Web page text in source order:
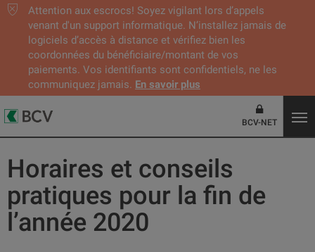
Attention aux escrocs! Soyez vigilant lors d’appels
venant d'un support informatique. N’installez jamais de
logiciels d’accès à distance et vérifiez bien les
coordonnées du bénéficiaire/montant de vos
paiements. Vos identifiants sont confidentiels, ne les
communiquez jamais. En savoir plus
BCV-NET
Horaires et conseils
pratiques pour la fin de
l’année 2020